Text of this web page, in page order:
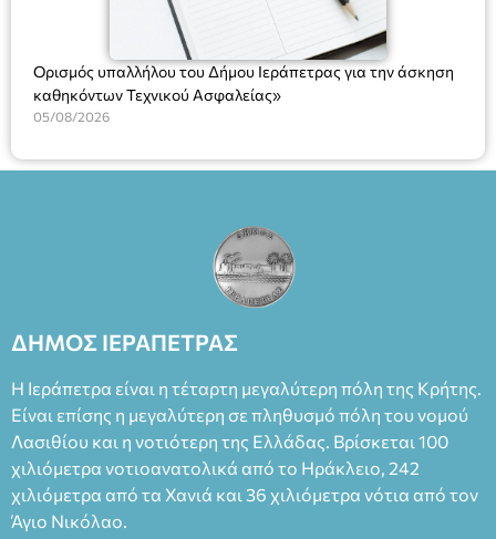
Ορισμός υπαλλήλου του Δήμου Ιεράπετρας για την άσκηση
καθηκόντων Τεχνικού Ασφαλείας»
05/08/2026
ΔΗΜΟΣ ΙΕΡΑΠΕΤΡΑΣ
Η Ιεράπετρα είναι η τέταρτη μεγαλύτερη πόλη της Κρήτης.
Είναι επίσης η μεγαλύτερη σε πληθυσμό πόλη του νομού
Λασιθίου και η νοτιότερη της Ελλάδας. Βρίσκεται 100
χιλιόμετρα νοτιοανατολικά από το Ηράκλειο, 242
χιλιόμετρα από τα Χανιά και 36 χιλιόμετρα νότια από τον
Άγιο Νικόλαο.